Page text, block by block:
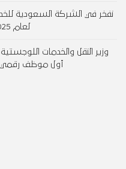
نفخر في الشركة السعودية
لعام 2025 من وزارة النقل والخدمات اللوجستية
وزير النقل والخدمات
أول موظف رقمي”